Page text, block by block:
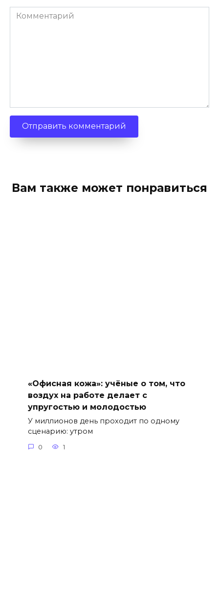
Комментарий
Вам также может понравиться
«Офисная кожа»: учёные о том, что
воздух на работе делает с
упругостью и молодостью
У миллионов день проходит по одному
сценарию: утром
0 1